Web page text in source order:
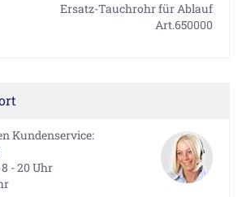
Ersatz-Tauchrohr für Ablauf
Art.650000
Kundenservice:
- 20 Uhr